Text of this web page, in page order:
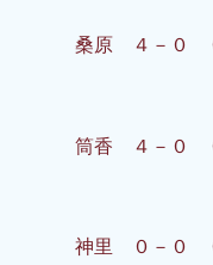
桑原 ４－０
香 ４－０ ０
里 ０－０ ０